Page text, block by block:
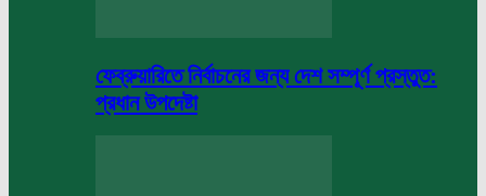
ফেব্রুয়ারিতে নির্বাচনের জন্য দেশ সম্পূর্ণ প্রস্তুত:
প্রধান উপদেষ্টা